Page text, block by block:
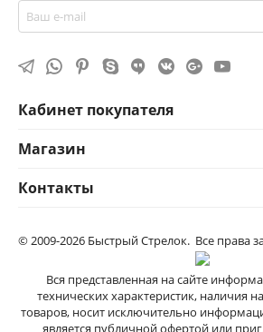
Кабинет покупателя
Магазин
Контакты
© 2009-2026 Быстрый Стрелок. Все права
Вся представленная на сайте
технических характеристик, наличия
товаров, носит исключительно
является публичной офертой или